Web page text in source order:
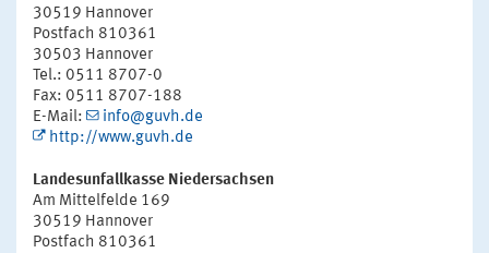
30519 Hannover
Postfach 810361
30503 Hannover
Tel.: 0511 8707-0
Fax: 0511 8707-188
E-Mail:
info@guvh.de
http://www.guvh.de
Landesunfallkasse Niedersachsen
Am Mittelfelde 169
30519 Hannover
Postfach 810361